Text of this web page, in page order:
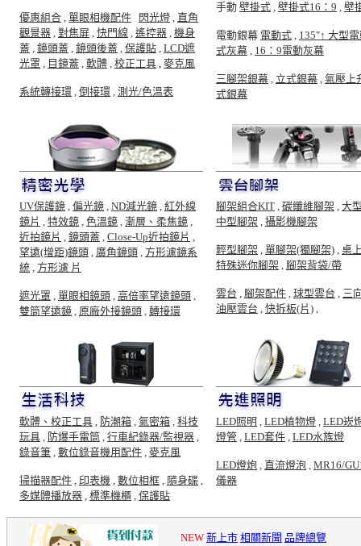
優惠組合 , 單眼相機配件 , 閃光燈 , 直角
觀景器 , 對焦屏 , 快門線 , 遙控器 , 機身
蓋 , 鏡頭蓋 , 鏡頭後蓋 , 保護貼 , LCD遮
光罩 , 目鏡蓋 , 軟體 , 校正工具 , 麥克風
系統轉接環 , 倒接環 , 測光/色溫表
手動 壁掛式 , 壁掛式16：9 , 壁
電動銀幕 電動式 , 135"↑ 大型
式灰幕 , 16：9電動灰幕
三腳架銀幕 , 立式銀幕 , 氣壓上
式銀幕
UV保護鏡 , 偏光鏡 , ND減光鏡 , 紅外線
鏡片 , 特效鏡 , 色溫鏡 , 漸層、柔焦鏡 ,
近拍鏡片 , 鏡頭蓋 , Close-Up近拍鏡片 ,
望遠(增距)鏡頭 , 廣角鏡頭 , 方形濾鏡系
統 , 方形濾 片
遮光罩 , 單眼相鏡頭 , 高倍率望遠鏡頭 ,
雙筒望遠鏡 , 原廠外接鏡頭 , 轉接環
腳架組合KIT , 碳纖維腳架 , 大
中型腳架 , 攝影機腳架
輕型腳架 , 單腳架(獨腳架) , 桌
特殊迷你腳架 , 腳架背袋/帶
雲台 , 腳架配件 , 球型雲台 , 三
油壓雲台 , 快拆板(片) ,
軟體、校正工具 , 防潮箱 , 氣密箱 , 科技
玩具 , 防爆手電筒 , 行車紀錄器/監視器 ,
錄音筆 , 數位錄音機用配件 , 麥克風
掃描器配件 , 印表機 , 數位相框 , 隨身碟 ,
多媒體播放器 , 標準機櫃 , 保護貼
LED照明 , LED植物燈 , LED崁
燈管 , LED套件 , LED水族燈
LED燈炮 , 直流燈泡 , MR16/
儀器
NEW 新上市 相關新聞 品牌總覽